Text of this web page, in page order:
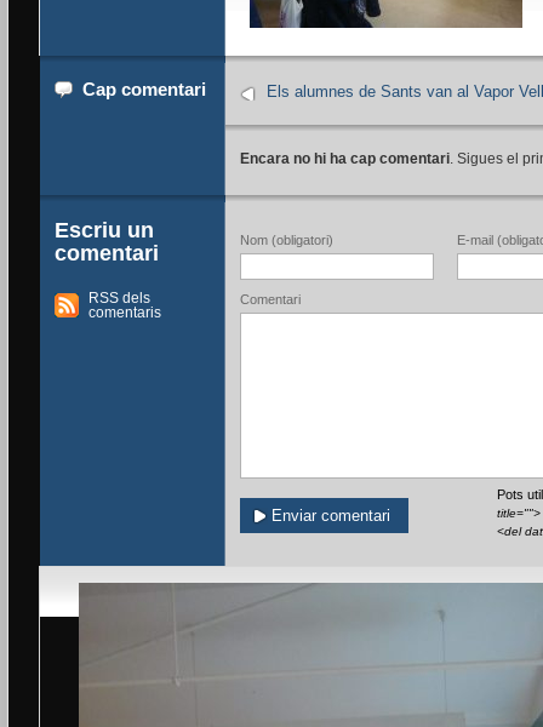
Cap comentari Els alumnes de Sants van al Vapor Vell
Encara no hi ha cap comentari. Sigues el
Escriu un
comentari
RSS dels
comentaris
Nom (obligatori) E-mail
Comentari
Pots
<del